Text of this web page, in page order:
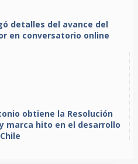
detalles del avance del
en conversatorio online
obtiene la Resolución
marca hito en el desarrollo